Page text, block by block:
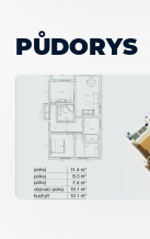
PŮDORYS